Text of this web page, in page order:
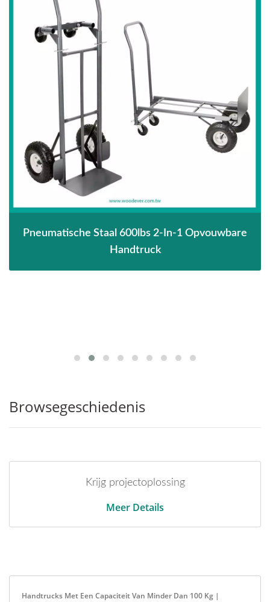
Pneumatische Staal 600lbs 2-In-1 Opvouwbare
Handtruck
Browsegeschiedenis
Krijg projectoplossing
Meer Details
Handtrucks Met Een Capaciteit Van Minder Dan 100 Kg |